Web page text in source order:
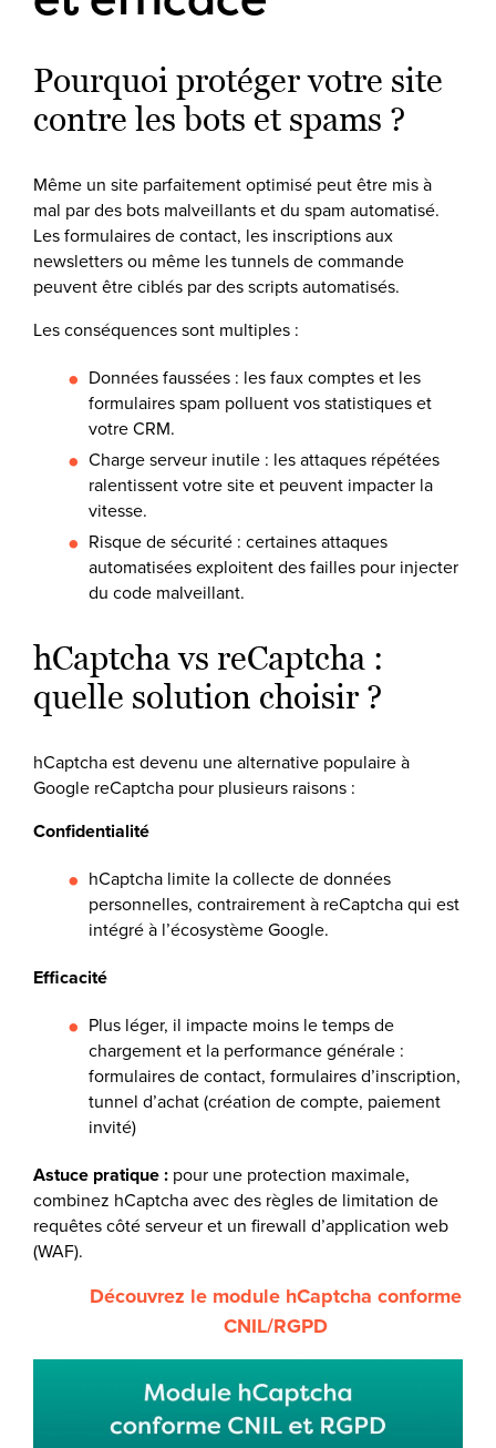
Pourquoi protéger votre site
contre les bots et spams ?
Même un site parfaitement optimisé peut être mis à
mal par des bots malveillants et du spam automatisé.
Les formulaires de contact, les inscriptions aux
newsletters ou même les tunnels de commande
peuvent être ciblés par des scripts automatisés.
Les conséquences sont multiples :
Données faussées : les faux comptes et les
formulaires spam polluent vos statistiques et
votre CRM.
Charge serveur inutile : les attaques répétées
ralentissent votre site et peuvent impacter la
vitesse.
Risque de sécurité : certaines attaques
automatisées exploitent des failles pour injecter
du code malveillant.
hCaptcha vs reCaptcha :
quelle solution choisir ?
hCaptcha est devenu une alternative populaire à
Google reCaptcha pour plusieurs raisons :
Confidentialité
hCaptcha limite la collecte de données
personnelles, contrairement à reCaptcha qui est
intégré à l’écosystème Google.
Efficacité
Plus léger, il impacte moins le temps de
chargement et la performance générale :
formulaires de contact, formulaires d’inscription,
tunnel d’achat (création de compte, paiement
invité)
Astuce pratique : pour une protection maximale,
combinez hCaptcha avec des règles de limitation de
requêtes côté serveur et un firewall d’application web
(WAF).
Découvrez le module hCaptcha conforme
CNIL/RGPD